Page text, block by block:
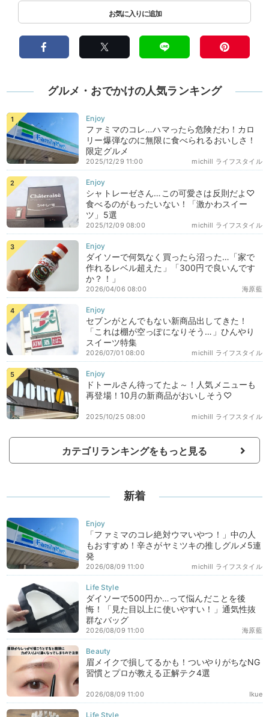
グルメ・おでかけの人気ランキング
ファミマのコレ…ハマったら危険だわ！カロ
リー爆弾なのに無限に食べられるおいしさ！
限定グルメ
michill ライフスタイル
2025/12/29 11:00
シャトレーゼさん…この可愛さは反則だよ♡
食べるのがもったいない！「激かわスイー
ツ」5選
michill ライフスタイル
2025/12/09 08:00
ダイソーで何気なく買ったら沼った…「家で
作れるレベル超えた」「300円で良いんです
か？！」
海原藍
2026/04/06 08:00
セブンがとんでもない新商品出してきた！
「これは棚が空っぽになりそう…」ひんやり
スイーツ特集
michill ライフスタイル
2026/07/01 08:00
ドトールさん待ってたよ～！人気メニューも
再登場！10月の新商品がおいしそう♡
michill ライフスタイル
2025/10/25 08:00
カテゴリランキングをもっと見る
新着
「ファミマのコレ絶対ウマいやつ！」中の人
もおすすめ！辛さがヤミツキの推しグルメ5連
発
michill ライフスタイル
2026/08/09 11:00
ダイソーで500円か…って悩んだことを後
悔！「見た目以上に使いやすい！」通気性抜
群なバッグ
海原藍
2026/08/09 11:00
眉メイクで損してるかも！ついやりがちなNG
習慣とプロが教える正解テク4選
Ikue
2026/08/09 11:00